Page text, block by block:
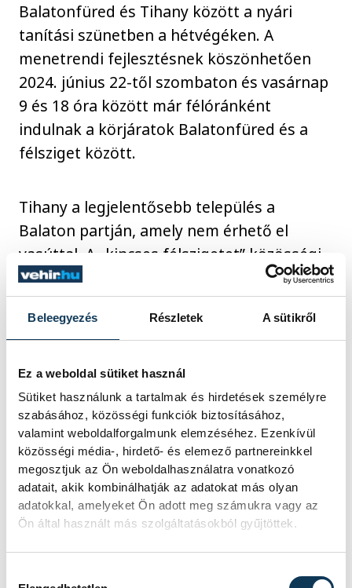
Beleegyezés Részletek A sütikről
Ez a weboldal sütiket használ
Sütiket használunk a tartalmak és hirdetések személyre
szabásához, közösségi funkciók biztosításához,
valamint weboldalforgalmunk elemzéséhez. Ezenkívül
közösségi média-, hirdető- és elemező partnereinkkel
megosztjuk az Ön weboldalhasználatra vonatkozó
adatait, akik kombinálhatják az adatokat más olyan
adatokkal, amelyeket Ön adott meg számukra vagy az
Ön által használt más szolgáltatásokból gyűjtöttek.
Balatonfüred és Tihany között a nyári
tanítási szünetben a hétvégéken. A
menetrendi fejlesztésnek köszönhetően
2024. június 22-től szombaton és vasárnap
9 és 18 óra között már félóránként
indulnak a körjáratok Balatonfüred és a
félsziget között.
Tihany a legjelentősebb település a
Balaton partján, amely nem érhető el
vasúttal. A „kincses félszigetet” közösségi
közlekedéssel Balatonfüred
vasútállomáson történő átszállással,
többnyire a 7355-ös autóbuszokkal lehet
megközelíteni, amelyek két irányból
kerülik meg Tihanyt. A tihanyi Bencés
Apátság a postánál lévő megállótól
gyalogosan érhető el.
A Volánbusz 2022 nyarától még
egyszerűbb, átláthatóbb, a jelenlegieket
kiegészítő információkat nyújtó